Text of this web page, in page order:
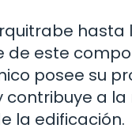
hasta
de este
posee su
contribuye a
la edificación.